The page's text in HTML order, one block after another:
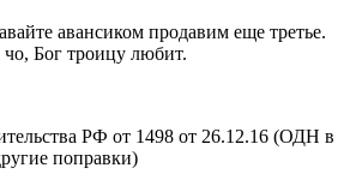
авансиком продавим еще третье.
Бог троицу любит.
РФ от 1498 от 26.12.16 (ОДН в
поправки)